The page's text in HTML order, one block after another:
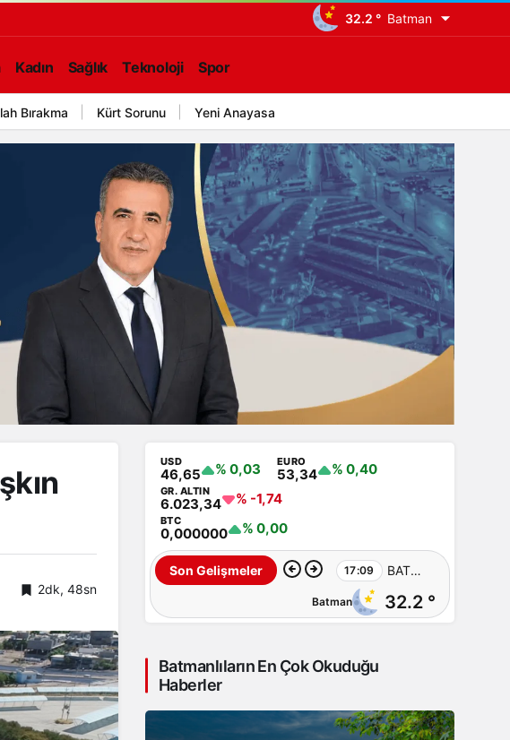
32.2 ° Batman
Kadın Sağlık Teknoloji Spor
Bırakma Kürt Sorunu Yeni Anayasa
2dk, 48sn
USD
46,65 % 0,03 EURO
53,34 % 0,40
GR. ALTIN
6.023,34 % -1,74
BTC
0,000000 % 0,00
Son Gelişmeler 17:09 BATSO
Başkan
Demirhan’dan
Batman 32.2 °
Batmanlıların En Çok Okuduğu
Haberler